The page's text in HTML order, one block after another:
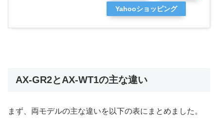
Yahooショッピング
AX-GR2とAX-WT1の主な違い
まず、両モデルの主な違いを以下の表にまとめました。